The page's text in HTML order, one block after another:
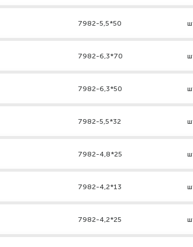
7982-5,5*50
7982-6,3*70
7982-6,3*50
7982-5,5*32
7982-4,8*25
7982-4,2*13
7982-4,2*25